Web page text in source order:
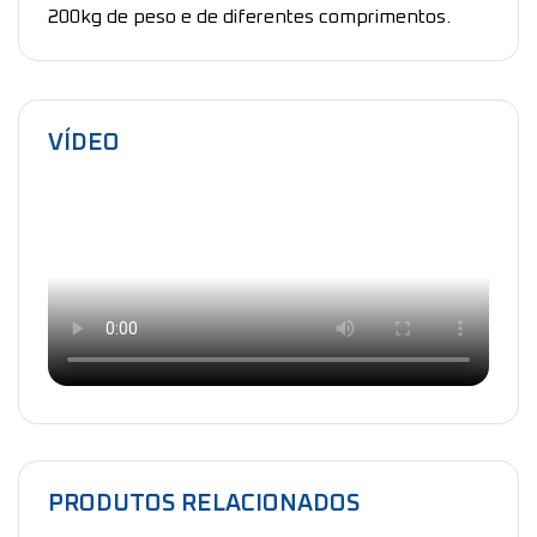
200kg de peso e de diferentes comprimentos.
VÍDEO
PRODUTOS RELACIONADOS